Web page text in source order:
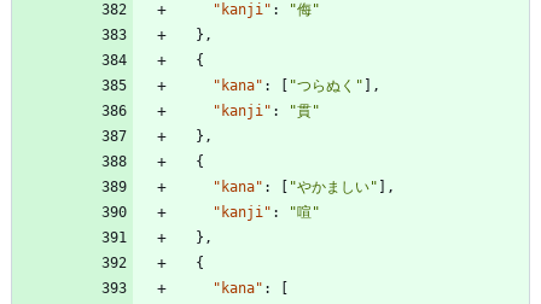
"kanji" :
"侮"
} ,
{
"kana" : "つらぬく"
,
"kanji" :
"貫"
} ,
{
"kana" : "やかましい"
,
"kanji" :
"喧"
} ,
{
"kana" :